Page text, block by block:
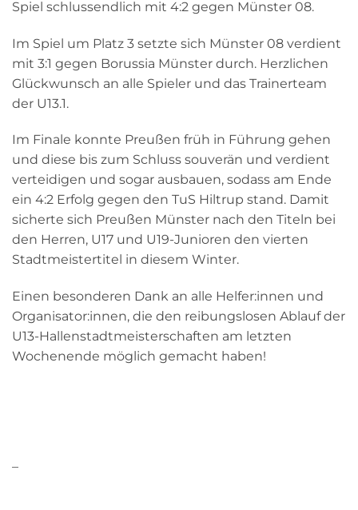
Spiel schlussendlich mit 4:2 gegen Münster 08.
Im Spiel um Platz 3 setzte sich Münster 08 verdient
mit 3:1 gegen Borussia Münster durch. Herzlichen
Glückwunsch an alle Spieler und das Trainerteam
der U13.1.
Im Finale konnte Preußen früh in Führung gehen
und diese bis zum Schluss souverän und verdient
verteidigen und sogar ausbauen, sodass am Ende
ein 4:2 Erfolg gegen den TuS Hiltrup stand. Damit
sicherte sich Preußen Münster nach den Titeln bei
den Herren, U17 und U19-Junioren den vierten
Stadtmeistertitel in diesem Winter.
Einen besonderen Dank an alle Helfer:innen und
Organisator:innen, die den reibungslosen Ablauf der
U13-Hallenstadtmeisterschaften am letzten
Wochenende möglich gemacht haben!
–